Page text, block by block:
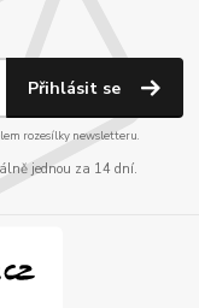
Přihlásit se
rozesílky newsletteru.
jednou za 14 dní.